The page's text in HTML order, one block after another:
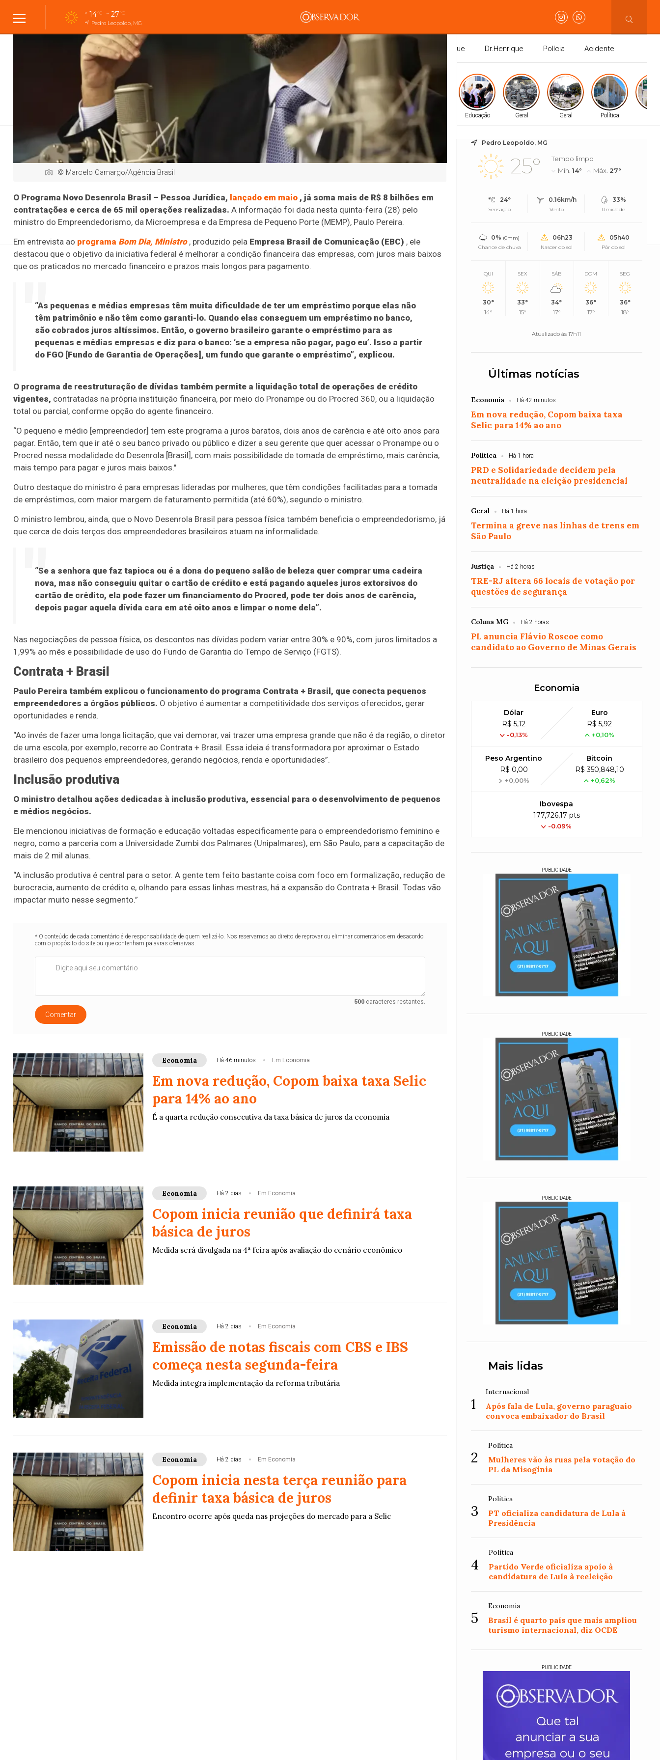
14°C 27°C
Pedro Leopoldo, MG
Cidades Política Tecnologia Economia Dr.Henrique Dr.Henrique Polícia Acidente
Justiça Internacional Internacional Justiça Geral Geral Educação Geral Geral Política
Desenrola para empresas já soma R$ 8 bilhões em
contratações
Paulo Pereira foi entrevistado do programa Bom Dia Ministro, da EBC
© Marcelo Camargo/Agência Brasil
O Programa Novo Desenrola Brasil – Pessoa Jurídica, lançado em maio , já soma mais de R$ 8 bilhões em
contratações e cerca de 65 mil operações realizadas. A informação foi dada nesta quinta-feira (28) pelo
ministro do Empreendedorismo, da Microempresa e da Empresa de Pequeno Porte (MEMP), Paulo Pereira.
Em entrevista ao programa Bom Dia, Ministro , produzido pela Empresa Brasil de Comunicação (EBC) , ele
destacou que o objetivo da iniciativa federal é melhorar a condição financeira das empresas, com juros mais baixos
que os praticados no mercado financeiro e prazos mais longos para pagamento.
“As pequenas e médias empresas têm muita dificuldade de ter um empréstimo porque elas não
têm patrimônio e não têm como garanti-lo. Quando elas conseguem um empréstimo no banco,
são cobrados juros altíssimos. Então, o governo brasileiro garante o empréstimo para as
pequenas e médias empresas e diz para o banco: ‘se a empresa não pagar, pago eu’. Isso a partir
do FGO [Fundo de Garantia de Operações], um fundo que garante o empréstimo”, explicou.
O programa de reestruturação de dívidas também permite a liquidação total de operações de crédito
vigentes, contratadas na própria instituição financeira, por meio do Pronampe ou do Procred 360, ou a liquidação
total ou parcial, conforme opção do agente financeiro.
“O pequeno e médio [empreendedor] tem este programa a juros baratos, dois anos de carência e até oito anos para
pagar. Então, tem que ir até o seu banco privado ou público e dizer a seu gerente que quer acessar o Pronampe ou o
Procred nessa modalidade do Desenrola [Brasil], com mais possibilidade de tomada de empréstimo, mais carência,
mais tempo para pagar e juros mais baixos."
Outro destaque do ministro é para empresas lideradas por mulheres, que têm condições facilitadas para a tomada
de empréstimos, com maior margem de faturamento permitida (até 60%), segundo o ministro.
O ministro lembrou, ainda, que o Novo Desenrola Brasil para pessoa física também beneficia o empreendedorismo, já
que cerca de dois terços dos empreendedores brasileiros atuam na informalidade.
“Se a senhora que faz tapioca ou é a dona do pequeno salão de beleza quer comprar uma cadeira
nova, mas não conseguiu quitar o cartão de crédito e está pagando aqueles juros extorsivos do
cartão de crédito, ela pode fazer um financiamento do Procred, pode ter dois anos de carência,
depois pagar aquela dívida cara em até oito anos e limpar o nome dela”.
Nas negociações de pessoa física, os descontos nas dívidas podem variar entre 30% e 90%, com juros limitados a
1,99% ao mês e possibilidade de uso do Fundo de Garantia do Tempo de Serviço (FGTS).
Contrata + Brasil
Paulo Pereira também explicou o funcionamento do programa Contrata + Brasil, que conecta pequenos
empreendedores a órgãos públicos. O objetivo é aumentar a competitividade dos serviços oferecidos, gerar
oportunidades e renda.
“Ao invés de fazer uma longa licitação, que vai demorar, vai trazer uma empresa grande que não é da região, o diretor
de uma escola, por exemplo, recorre ao Contrata + Brasil. Essa ideia é transformadora por aproximar o Estado
brasileiro dos pequenos empreendedores, gerando negócios, renda e oportunidades”.
Inclusão produtiva
O ministro detalhou ações dedicadas à inclusão produtiva, essencial para o desenvolvimento de pequenos
e médios negócios.
Ele mencionou iniciativas de formação e educação voltadas especificamente para o empreendedorismo feminino e
negro, como a parceria com a Universidade Zumbi dos Palmares (Unipalmares), em São Paulo, para a capacitação de
mais de 2 mil alunas.
“A inclusão produtiva é central para o setor. A gente tem feito bastante coisa com foco em formalização, redução de
burocracia, aumento de crédito e, olhando para essas linhas mestras, há a expansão do Contrata + Brasil. Todas vão
impactar muito nesse segmento.”
* O conteúdo de cada comentário é de responsabilidade de quem realizá-lo. Nos reservamos ao direito de reprovar ou eliminar comentários em desacordo
com o propósito do site ou que contenham palavras ofensivas.
500caracteres restantes.
Comentar
Economia Há 46 minutos Em Economia
Em nova redução, Copom baixa taxa Selic
para 14% ao ano
É a quarta redução consecutiva da taxa básica de juros da economia
Economia Há 2 dias Em Economia
Copom inicia reunião que definirá taxa
básica de juros
Medida será divulgada na 4ª feira após avaliação do cenário econômico
Economia Há 2 dias Em Economia
Emissão de notas fiscais com CBS e IBS
começa nesta segunda-feira
Medida integra implementação da reforma tributária
Economia Há 2 dias Em Economia
Copom inicia nesta terça reunião para
definir taxa básica de juros
Encontro ocorre após queda nas projeções do mercado para a Selic
Pedro Leopoldo, MG
25°
Tempo limpo
Mín.14° Máx. 27°
24°
Sensação
0.16km/h
Vento
33%
Umidade
0% (0mm)
Chance de chuva
06h23
Nascer do sol
05h40
Pôr do sol
QUI
30°
14°
SEX
33°
15°
SÁB
34°
17°
DOM
36°
17°
SEG
36°
18°
Atualizado às 17h11
Últimas notícias
Economia Há 42 minutos
Em nova redução, Copom baixa taxa
Selic para 14% ao ano
Política Há 1 hora
PRD e Solidariedade decidem pela
neutralidade na eleição presidencial
Geral Há 1 hora
Termina a greve nas linhas de trens em
São Paulo
Justiça Há 2 horas
TRE-RJ altera 66 locais de votação por
questões de segurança
Coluna MG Há 2 horas
PL anuncia Flávio Roscoe como
candidato ao Governo de Minas Gerais
Economia
Dólar
R$ 5,12
-0,13%
Euro
R$ 5,92
+0,10%
Peso Argentino
R$ 0,00
+0,00%
Bitcoin
R$ 350,848,10
+0,62%
Ibovespa
177,726,17 pts
-0.09%
PUBLICIDADE
PUBLICIDADE
PUBLICIDADE
Mais lidas
1
Internacional
Após fala de Lula, governo paraguaio
convoca embaixador do Brasil
2
Política
Mulheres vão às ruas pela votação do
PL da Misoginia
3
Política
PT oficializa candidatura de Lula à
Presidência
4
Política
Partido Verde oficializa apoio à
candidatura de Lula à reeleição
5
Economia
Brasil é quarto país que mais ampliou
turismo internacional, diz OCDE
PUBLICIDADE